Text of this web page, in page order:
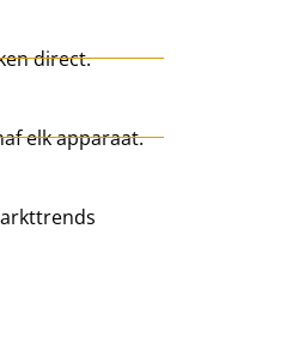
direct.
elk apparaat.